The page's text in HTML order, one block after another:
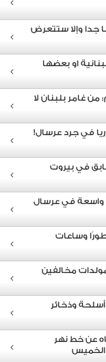
جدا وإلا ستتعرض
او بعضها
غامر بلبنان لا
في جرد عرسال!
في بيروت
واسعة في عرسال
وساعات
أسلحة وذخائر
عن خط نهر
والخميس